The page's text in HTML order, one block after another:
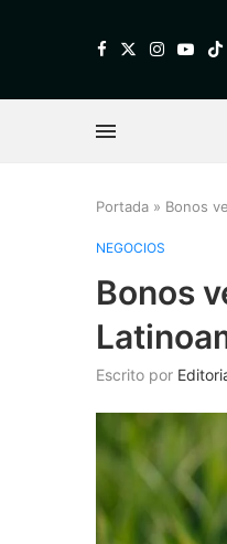
Portada » Bonos
NEGOCIOS
Bonos
Escrito por